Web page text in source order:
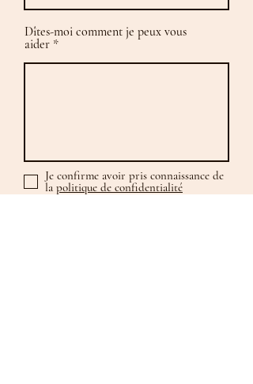
Dîtes-moi comment je peux vous
aider
Je confirme avoir pris connaissance de
la politique de confidentialité